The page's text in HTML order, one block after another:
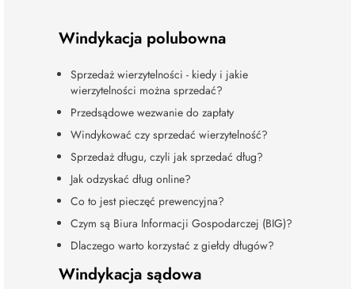
Windykacja polubowna
Sprzedaż wierzytelności - kiedy i jakie
wierzytelności można sprzedać?
Przedsądowe wezwanie do zapłaty
Windykować czy sprzedać wierzytelność?
Sprzedaż długu, czyli jak sprzedać dług?
Jak odzyskać dług online?
Co to jest pieczęć prewencyjna?
Czym są Biura Informacji Gospodarczej (BIG)?
Dlaczego warto korzystać z giełdy długów?
Windykacja sądowa